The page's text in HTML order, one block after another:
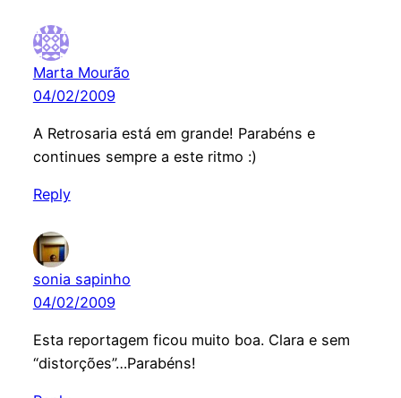
Marta Mourão
04/02/2009
A Retrosaria está em grande! Parabéns e
continues sempre a este ritmo :)
Reply
sonia sapinho
04/02/2009
Esta reportagem ficou muito boa. Clara e sem
“distorções”…Parabéns!